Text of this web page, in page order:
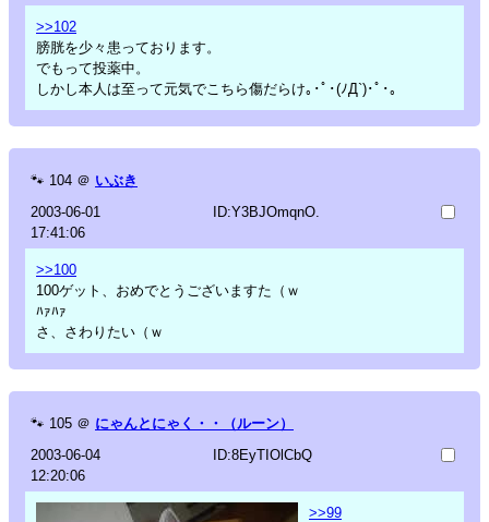
>>102
膀胱を少々患っております。
でもって投薬中。
しかし本人は至って元気でこちら傷だらけ｡･ﾟ･(ﾉД`)･ﾟ･｡
🐾 104 ＠ いぶき
2003-06-01
17:41:06
ID:Y3BJOmqnO.
>>100
100ゲット、おめでとうございますた（ｗ
ﾊｧﾊｧ
さ、さわりたい（ｗ
🐾 105 ＠ にゃんとにゃく・・（ルーン）
2003-06-04
12:20:06
ID:8EyTIOlCbQ
>>99